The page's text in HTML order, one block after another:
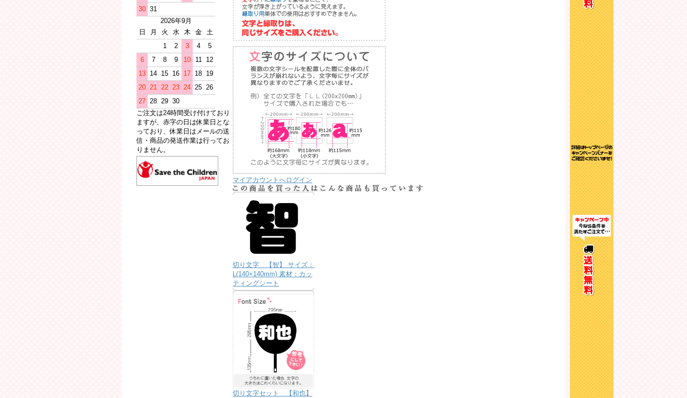
30 31
2026年9月
日
月 火 水 木 金
土
1
2 3 4
5
6
7 8 9 10 11
12
13 14 15 16 17 18 19
20 21 22 23 24 25 26
27 28 29 30
ご注文は24時間受け付けており
ますが、赤字の日は休業日とな
っており、休業日はメールの送
信・商品の発送作業は行ってお
りません。
マイアカウントへログイン
切り文字 【智】 サイズ：
L(140×140mm) 素材：カッ
ティングシート
切り文字セット 【和也】